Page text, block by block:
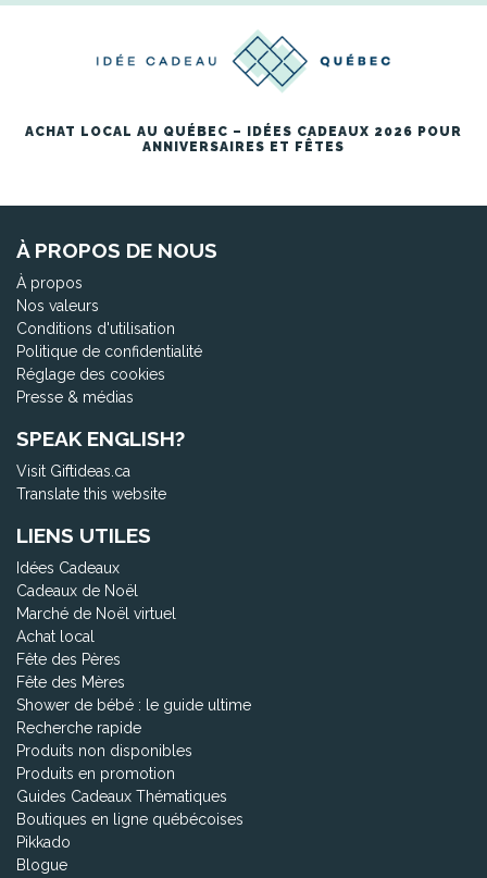
ACHAT LOCAL AU QUÉBEC – IDÉES CADEAUX 2026 POUR
ANNIVERSAIRES ET FÊTES
À PROPOS DE NOUS
À propos
Nos valeurs
Conditions d'utilisation
Politique de confidentialité
Réglage des cookies
Presse & médias
SPEAK ENGLISH?
Visit Giftideas.ca
Translate this website
LIENS UTILES
Idées Cadeaux
Cadeaux de Noël
Marché de Noël virtuel
Achat local
Fête des Pères
Fête des Mères
Shower de bébé : le guide ultime
Recherche rapide
Produits non disponibles
Produits en promotion
Guides Cadeaux Thématiques
Boutiques en ligne québécoises
Pikkado
Blogue